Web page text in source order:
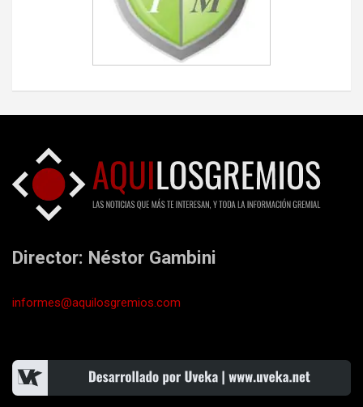
Director: Néstor Gambini
informes@aquilosgremios.com